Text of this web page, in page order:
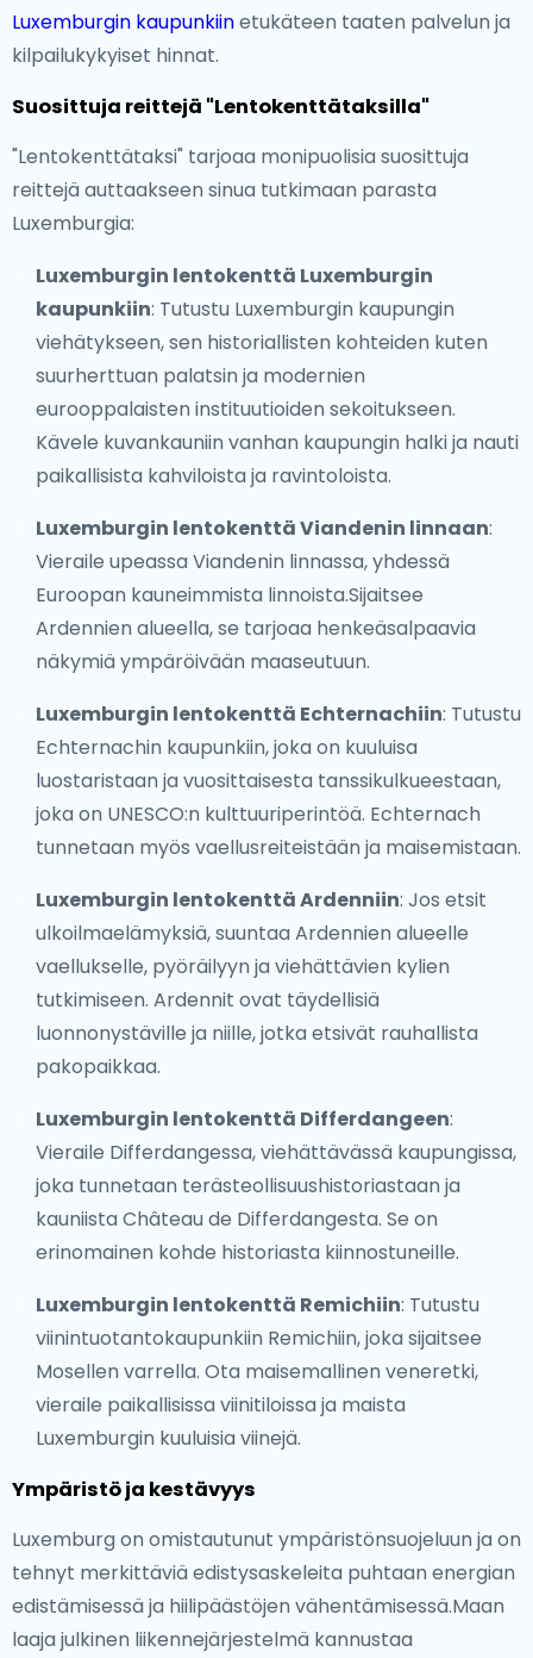
Luxemburgin kaupunkiinetukäteen taaten palvelun ja
kilpailukykyiset hinnat.
Suosittuja reittejä "Lentokenttätaksilla"
"Lentokenttätaksi" tarjoaa monipuolisia suosittuja
reittejä auttaakseen sinua tutkimaan parasta
Luxemburgia:
Luxemburgin lentokenttä Luxemburgin
kaupunkiin: Tutustu Luxemburgin kaupungin
viehätykseen, sen historiallisten kohteiden kuten
suurherttuan palatsin ja modernien
eurooppalaisten instituutioiden sekoitukseen.
Kävele kuvankauniin vanhan kaupungin halki ja nauti
paikallisista kahviloista ja ravintoloista.
Luxemburgin lentokenttä Viandenin linnaan:
Vieraile upeassa Viandenin linnassa, yhdessä
Euroopan kauneimmista linnoista.Sijaitsee
Ardennien alueella, se tarjoaa henkeäsalpaavia
näkymiä ympäröivään maaseutuun.
Luxemburgin lentokenttä Echternachiin: Tutustu
Echternachin kaupunkiin, joka on kuuluisa
luostaristaan ja vuosittaisesta tanssikulkueestaan,
joka on UNESCO:n kulttuuriperintöä. Echternach
tunnetaan myös vaellusreiteistään ja maisemistaan.
Luxemburgin lentokenttä Ardenniin: Jos etsit
ulkoilmaelämyksiä, suuntaa Ardennien alueelle
vaellukselle, pyöräilyyn ja viehättävien kylien
tutkimiseen. Ardennit ovat täydellisiä
luonnonystäville ja niille, jotka etsivät rauhallista
pakopaikkaa.
Luxemburgin lentokenttä Differdangeen:
Vieraile Differdangessa, viehättävässä kaupungissa,
joka tunnetaan terästeollisuushistoriastaan ja
kauniista Château de Differdangesta. Se on
erinomainen kohde historiasta kiinnostuneille.
Luxemburgin lentokenttä Remichiin: Tutustu
viinintuotantokaupunkiin Remichiin, joka sijaitsee
Mosellen varrella. Ota maisemallinen veneretki,
vieraile paikallisissa viinitiloissa ja maista
Luxemburgin kuuluisia viinejä.
Ympäristö ja kestävyys
Luxemburg on omistautunut ympäristönsuojeluun ja on
tehnyt merkittäviä edistysaskeleita puhtaan energian
edistämisessä ja hiilipäästöjen vähentämisessä.Maan
laaja julkinen liikennejärjestelmä kannustaa